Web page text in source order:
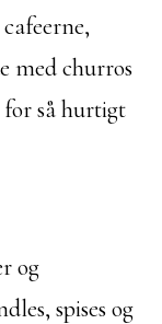
med churros
så hurtigt
og
spises og